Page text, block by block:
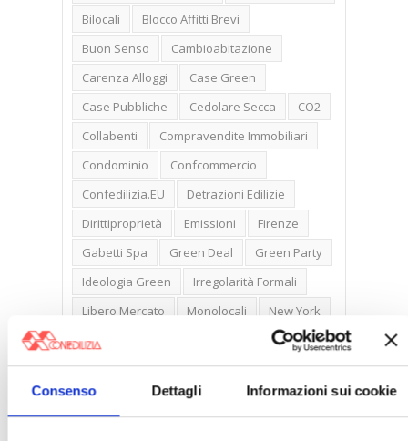
Consenso Dettagli Informazioni sui cookie
Bilocali
Blocco Affitti Brevi
Buon Senso
Cambioabitazione
Carenza Alloggi
Case Green
Case Pubbliche
Cedolare Secca
CO2
Collabenti
Compravendite Immobiliari
Condominio
Confcommercio
Confedilizia.EU
Detrazioni Edilizie
Dirittiproprietà
Emissioni
Firenze
Gabetti Spa
Green Deal
Green Party
Ideologia Green
Irregolarità Formali
Libero Mercato
Monolocali
New York
Nudaproprietà
Prima Casa
Proprietari Casa
Rendite Catastali
Rivoluzioneliberale